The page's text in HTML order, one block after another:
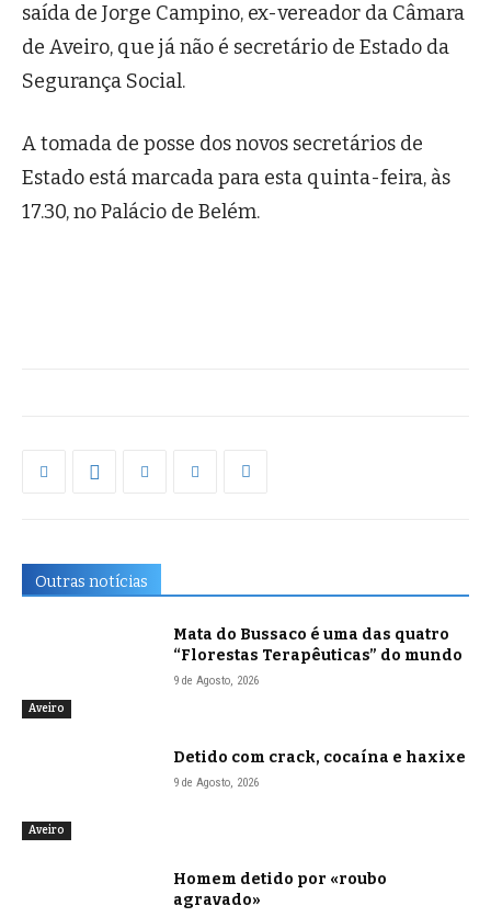
saída de Jorge Campino, ex-vereador da Câmara
de Aveiro, que já não é secretário de Estado da
Segurança Social.
A tomada de posse dos novos secretários de
Estado está marcada para esta quinta-feira, às
17.30, no Palácio de Belém.
Outras notícias
Aveiro
Mata do Bussaco é uma das quatro
“Florestas Terapêuticas” do mundo
9 de Agosto, 2026
Aveiro
Detido com crack, cocaína e haxixe
9 de Agosto, 2026
Homem detido por «roubo
agravado»